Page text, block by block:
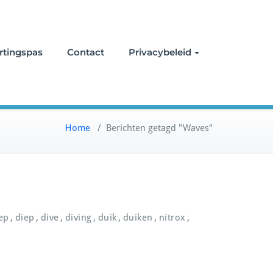
Contact Privacybeleid
Home / Berichten getagd "Waves"
, diep , dive , diving , duik , duiken , nitrox ,